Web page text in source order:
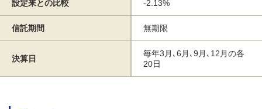
設定来との比較 -2.13%
信託期間 無期限
決算日
毎年3月､6月､9月､12月の各
20日